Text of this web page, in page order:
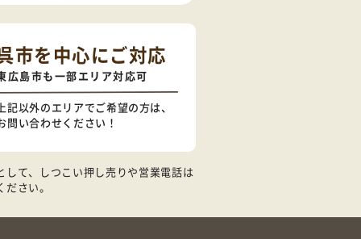
市を中心にご対応
広島市も一部エリア対応可
記以外のエリアでご希望の方は、
問い合わせください！
て、しつこい押し売りや営業電話は
さい。